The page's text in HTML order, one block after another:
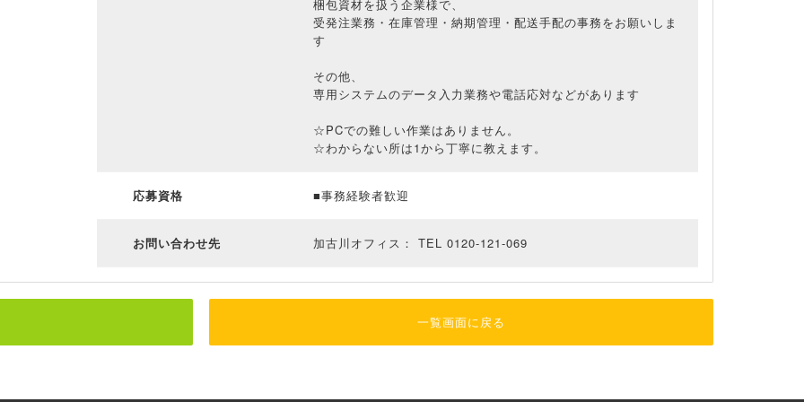
梱包資材を扱う企業様で、
受発注業務・在庫管理・納期管理・配送手配の事務をお願いしま
す
その他、
専用システムのデータ入力業務や電話応対などがあります
☆PCでの難しい作業はありません。
☆わからない所は1から丁寧に教えます。
応募資格 ■事務経験者歓迎
お問い合わせ先 加古川オフィス： TEL 0120-121-069
一覧画面に戻る